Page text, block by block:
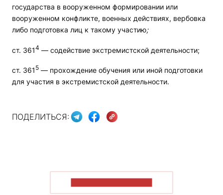
государства в вооруженном формировании или
вооруженном конфликте, военных действиях, вербовка
либо подготовка лиц к такому участию;
ст. 3614 — содействие экстремистской деятельности;
ст. 361 5 — прохождение обучения или иной подготовки
для участия в экстремистской деятельности.
ПОДЕЛИТЬСЯ: